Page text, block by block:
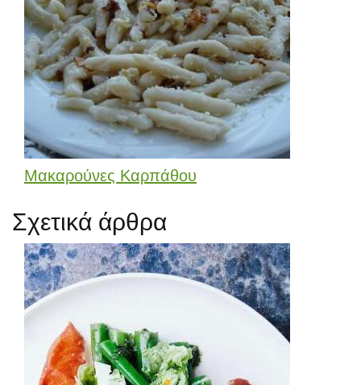
Μακαρούνες Καρπάθου
Σχετικά άρθρα